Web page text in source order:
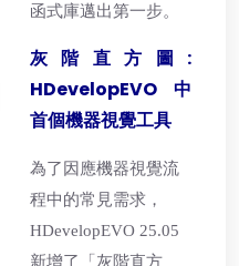
函式庫邁出第一步。
灰階直方圖:
HDevelopEVO 中
首個機器視覺工具
為了因應機器視覺流
程中的常見需求，
HDevelopEVO 25.05
新增了「灰階直方